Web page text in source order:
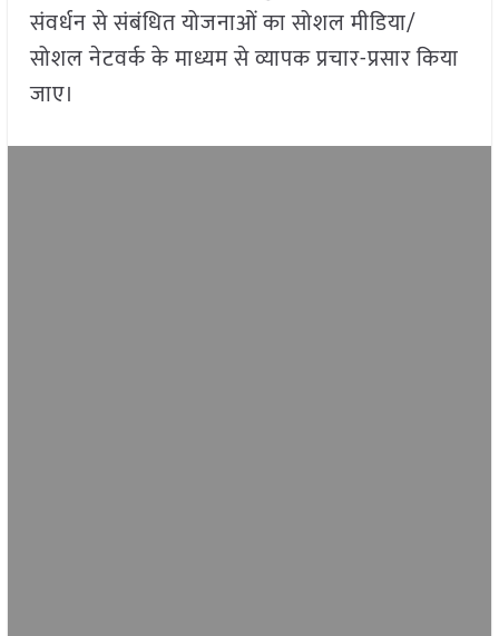
संवर्धन से संबंधित योजनाओं का सोशल मीडिया/
सोशल नेटवर्क के माध्यम से व्यापक प्रचार-प्रसार किया
जाए।